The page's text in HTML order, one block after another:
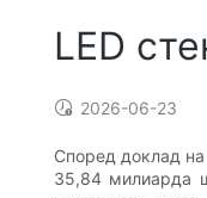
LED
2026-06-23
Според доклад на
35,84 милиарда